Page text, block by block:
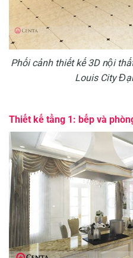
Phối cảnh thiết kế 3D nội
Louis City
Thiết kế tầng 1: bếp và